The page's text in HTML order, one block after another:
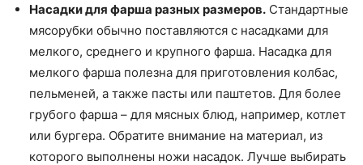
Насадки для фарша разных размеров. Стандартные
мясорубки обычно поставляются с насадками для
мелкого, среднего и крупного фарша. Насадка для
мелкого фарша полезна для приготовления колбас,
пельменей, а также пасты или паштетов. Для более
грубого фарша – для мясных блюд, например, котлет
или бургера. Обратите внимание на материал, из
которого выполнены ножи насадок. Лучше выбирать